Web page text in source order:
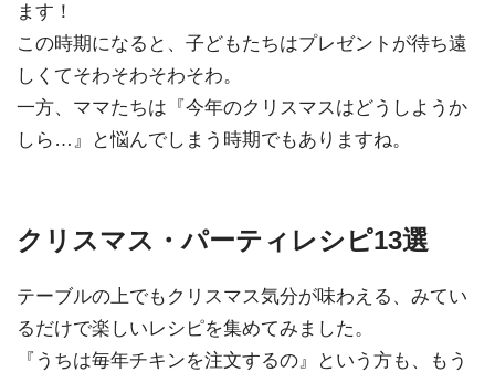
ます！
この時期になると、子どもたちはプレゼントが待ち遠
しくてそわそわそわそわ。
一方、ママたちは『今年のクリスマスはどうしようか
しら…』と悩んでしまう時期でもありますね。
クリスマス・パーティレシピ13選
テーブルの上でもクリスマス気分が味わえる、みてい
るだけで楽しいレシピを集めてみました。
『うちは毎年チキンを注文するの』という方も、もう